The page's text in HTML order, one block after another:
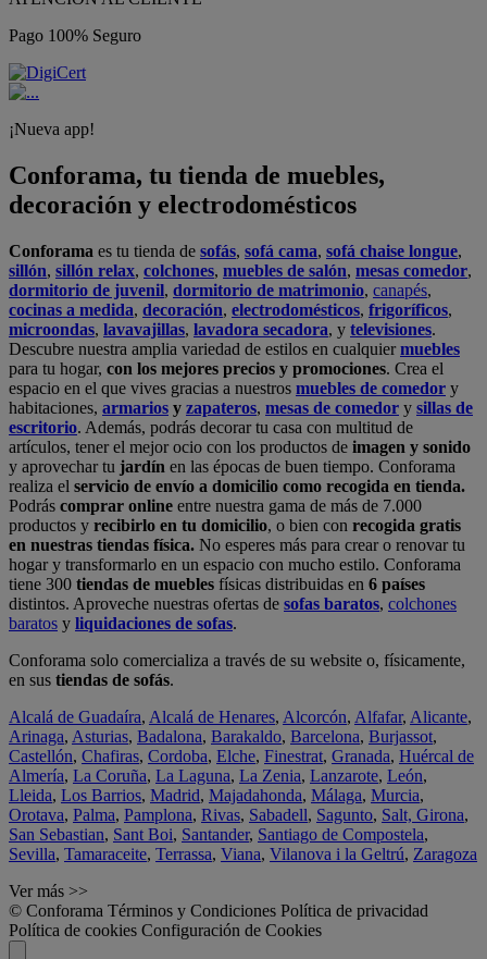
Pago 100% Seguro
¡Nueva app!
Conforama, tu tienda de muebles,
decoración y electrodomésticos
Conforama es tu tienda de sofás, sofá cama, sofá chaise longue,
sillón, sillón relax, colchones, muebles de salón, mesas comedor,
dormitorio de juvenil, dormitorio de matrimonio, canapés,
cocinas a medida, decoración, electrodomésticos, frigoríficos,
microondas, lavavajillas, lavadora secadora, y televisiones.
Descubre nuestra amplia variedad de estilos en cualquiermuebles
para tu hogar, con los mejores precios y promociones. Crea el
espacio en el que vives gracias a nuestros muebles de comedor y
habitaciones, armarios y zapateros, mesas de comedor y sillas de
escritorio. Además, podrás decorar tu casa con multitud de
artículos, tener el mejor ocio con los productos de imagen y sonido
y aprovechar tu jardín en las épocas de buen tiempo. Conforama
realiza el servicio de envío a domicilio como recogida en tienda.
Podrás comprar online entre nuestra gama de más de 7.000
productos y recibirlo en tu domicilio, o bien con recogida gratis
en nuestras tiendas física. No esperes más para crear o renovar tu
hogar y transformarlo en un espacio con mucho estilo. Conforama
tiene 300 tiendas de muebles físicas distribuidas en 6 países
distintos. Aproveche nuestras ofertas de sofas baratos, colchones
baratos y liquidaciones de sofas.
Conforama solo comercializa a través de su website o, físicamente,
en sus tiendas de sofás.
Alcalá de Guadaíra, Alcalá de Henares, Alcorcón, Alfafar, Alicante,
Arinaga, Asturias, Badalona, Barakaldo, Barcelona, Burjassot,
Castellón, Chafiras, Cordoba, Elche, Finestrat, Granada, Huércal de
Almería, La Coruña, La Laguna, La Zenia, Lanzarote, León,
Lleida, Los Barrios, Madrid, Majadahonda, Málaga, Murcia,
Orotava, Palma, Pamplona, Rivas, Sabadell, Sagunto, Salt, Girona,
San Sebastian, Sant Boi, Santander, Santiago de Compostela,
Sevilla, Tamaraceite, Terrassa, Viana, Vilanova i la Geltrú, Zaragoza
Ver más >>
© Conforama Términos y Condiciones Política de privacidad
Política de cookies Configuración de Cookies